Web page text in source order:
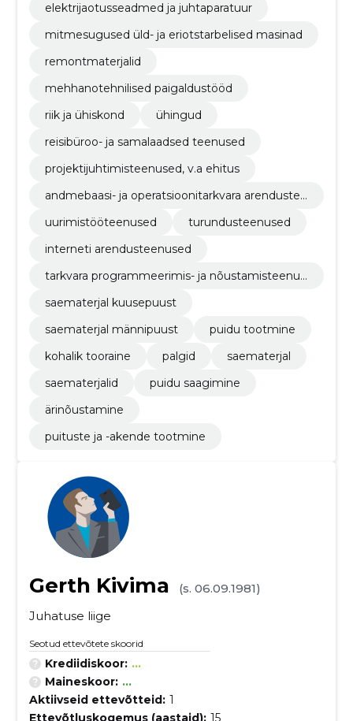
elektrijaotusseadmed ja juhtaparatuur
mitmesugused üld- ja eriotstarbelised masinad
remontmaterjalid
mehhanotehnilised paigaldustööd
riik ja ühiskond
ühingud
reisibüroo- ja samalaadsed teenused
projektijuhtimisteenused, v.a ehitus
andmebaasi- ja operatsioonitarkvara arendustee
uurimistööteenused
turundusteenused
interneti arendusteenused
tarkvara programmeerimis- ja nõustamisteenus
saematerjal kuusepuust
saematerjal männipuust
puidu tootmine
kohalik tooraine
palgid
saematerjal
saematerjalid
puidu saagimine
ärinõustamine
puituste ja -akende tootmine
Gerth Kivima
(s. 06.09.1981)
Juhatuse liige
Seotud ettevõtete skoorid
Krediidiskoor: ...
Maineskoor: ...
Aktiivseid ettevõtteid: 1
Ettevõtluskogemus (aastaid): 15